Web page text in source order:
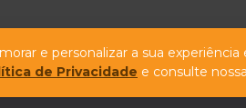
e personalizar a sua
de Privacidade e consulte nossa